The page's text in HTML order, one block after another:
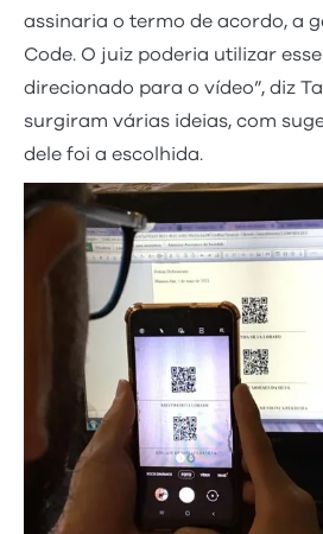
assinaria o termo de acordo, a
Code. O juiz poderia utilizar
direcionado para o vídeo”, diz
surgiram várias ideias, com
dele foi a escolhida.